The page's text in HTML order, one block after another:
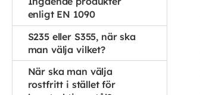
enligt EN 1090
S235 eller S355, när ska
man välja vilket?
När ska man välja
rostfritt i stället för